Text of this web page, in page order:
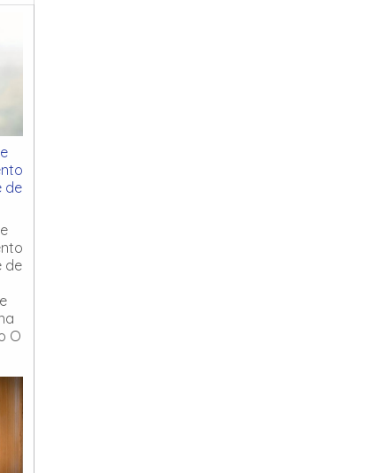
de
de
O